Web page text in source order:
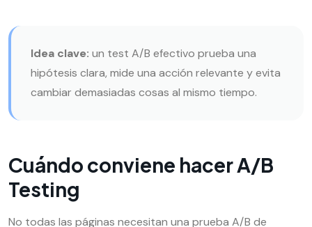
Idea clave: un test A/B efectivo prueba una
hipótesis clara, mide una acción relevante y evita
cambiar demasiadas cosas al mismo tiempo.
Cuándo conviene hacer A/B
Testing
No todas las páginas necesitan una prueba A/B de